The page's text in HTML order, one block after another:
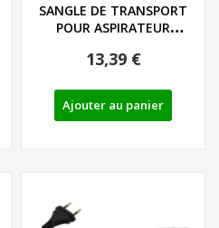
SANGLE DE TRANSPORT
POUR ASPIRATEUR
13,39 €
Ajouter au panier